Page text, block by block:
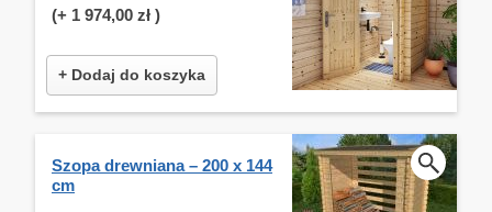
(+ 1 974,00 zł )
+ Dodaj do koszyka
Szopa drewniana – 200 x 144
cm